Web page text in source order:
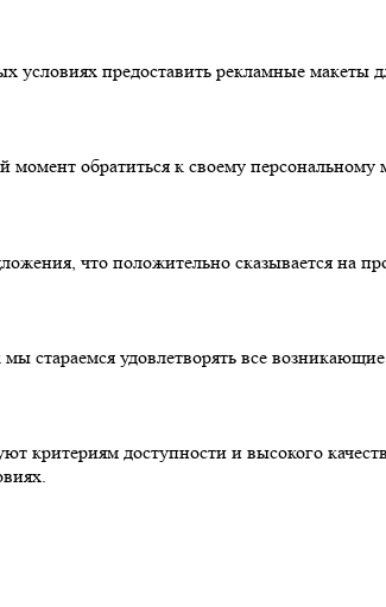
предоставить рекламные макеты
обратиться к своему персональному
что положительно сказывается на
стараемся удовлетворять все
критериям доступности и высокого